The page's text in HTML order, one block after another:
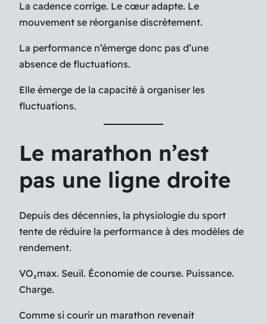
La cadence corrige. Le cœur adapte. Le
mouvement se réorganise discrètement.
La performance n’émerge donc pas d’une
absence de fluctuations.
Elle émerge de la capacité à organiser les
fluctuations.
Le marathon n’est
pas une ligne droite
Depuis des décennies, la physiologie du sport
tente de réduire la performance à des modèles de
rendement.
VO₂max. Seuil. Économie de course. Puissance.
Charge.
Comme si courir un marathon revenait